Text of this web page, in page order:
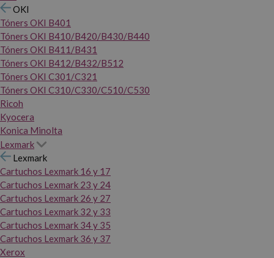
OKI
Tóners OKI B401
Tóners OKI B410/B420/B430/B440
Tóners OKI B411/B431
Tóners OKI B412/B432/B512
Tóners OKI C301/C321
Tóners OKI C310/C330/C510/C530
Ricoh
Kyocera
Konica Minolta
Lexmark
Lexmark
Cartuchos Lexmark 16 y 17
Cartuchos Lexmark 23 y 24
Cartuchos Lexmark 26 y 27
Cartuchos Lexmark 32 y 33
Cartuchos Lexmark 34 y 35
Cartuchos Lexmark 36 y 37
Xerox